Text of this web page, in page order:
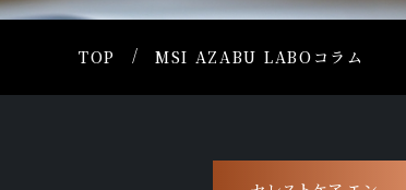
TOP MSI AZABU LABOコラム